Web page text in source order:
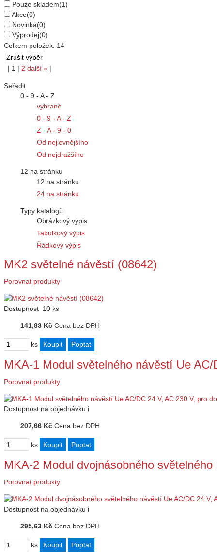
Pouze skladem(1)
Akce(0)
Novinka(0)
Výprodej(0)
Celkem položek: 14
| 1 | 2 další » |
Seřadit
0 - 9 - A - Z
vybrané
0 - 9 - A - Z
Z - A - 9 - 0
Od nejlevnějšího
Od nejdražšího
12 na stránku
12 na stránku
24 na stránku
Typy katalogů
Obrázkový výpis
Tabulkový výpis
Řádkový výpis
MK2 světelné návěstí (08642)
Porovnat produkty
Dostupnost 10 ks
141,83 Kč Cena bez DPH
ks
MKA-1 Modul světelného návěstí Ue
Porovnat produkty
Dostupnost na objednávku i
207,66 Kč Cena bez DPH
ks
MKA-2 Modul dvojnásobného
Porovnat produkty
Dostupnost na objednávku i
295,63 Kč Cena bez DPH
ks